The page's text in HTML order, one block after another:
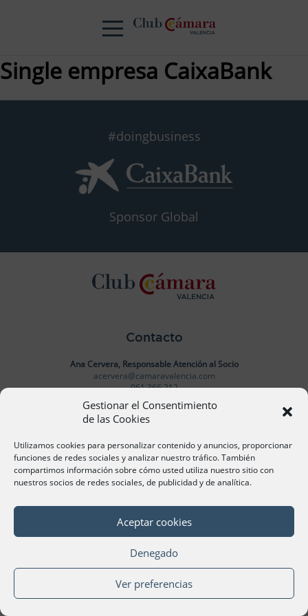
Gestionar el Consentimiento
de las Cookies
Utilizamos cookies para personalizar contenido y anuncios, proporcionar
funciones de redes sociales y analizar nuestro tráfico. También
compartimos información sobre cómo usted utiliza nuestro sitio con
nuestros socios de redes sociales, de publicidad y de analítica.
Aceptar cookies
Denegado
Ver preferencias
Single empresa CaixaBank
#doingbusiness
Sponsor Global
Contacto
Ana Cervera, Responsable Atención al Socio
acervera@camaravalencia.com
961 366 212
Síguenos
©Cámara Oficial de Comercio, Industria, Servicios y
Navegación de València 2020